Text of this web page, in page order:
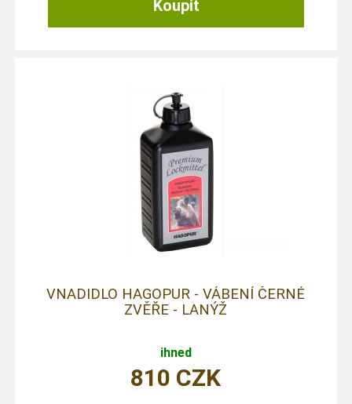
VNADIDLO HAGOPUR - VÁBENÍ ČERNÉ
ZVĚŘE - LANÝŽ
ihned
810 CZK